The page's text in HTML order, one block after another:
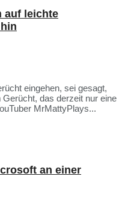
auf leichte
eingehen, sei gesagt,
das derzeit nur eine
MrMattyPlays...
an einer